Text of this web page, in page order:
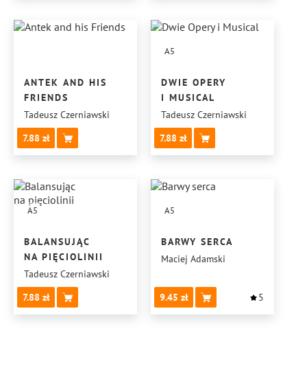
ANTEK AND HIS
FRIENDS
Tadeusz Czerniawski
7.88
A5
DWIE OPERY
I MUSICAL
Tadeusz Czerniawski
7.88
A5
BALANSUJĄC
NA PIĘCIOLINII
Tadeusz Czerniawski
7.88
A5
BARWY SERCA
Maciej Adamski
9.45 5